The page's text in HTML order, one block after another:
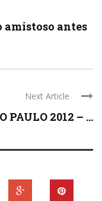
antes
Next Article
PAULO 2012 – ...